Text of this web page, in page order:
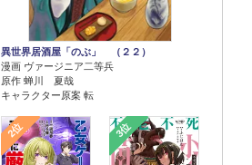
異世界居酒屋「のぶ」 （２２）
漫画 ヴァージニア二等兵
原作 蝉川 夏哉
キャラクター原案 転
2位 3位